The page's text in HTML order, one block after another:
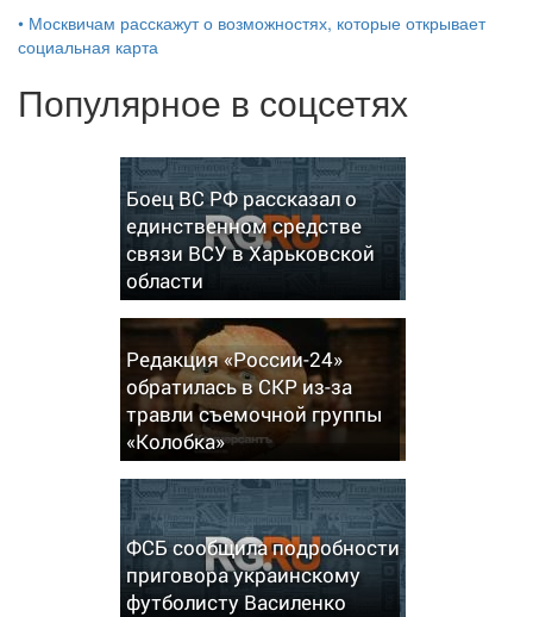
• Москвичам расскажут о возможностях, которые открывает
социальная карта
Популярное в соцсетях
Боец ВС РФ рассказал о
единственном средстве
связи ВСУ в Харьковской
области
Редакция «России-24»
обратилась в СКР из-за
травли съемочной группы
«Колобка»
ФСБ сообщила подробности
приговора украинскому
футболисту Василенко